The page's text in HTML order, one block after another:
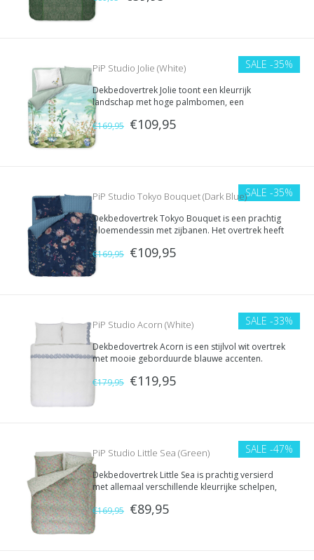
SALE -35%
PiP Studio Jolie (White)
Dekbedovertrek Jolie toont een kleurrijk
landschap met hoge palmbomen, een
helderblauwe lucht en witte reigers.
€169,95 €109,95
SALE -35%
PiP Studio Tokyo Bouquet (Dark Blue)
Dekbedovertrek Tokyo Bouquet is een prachtig
bloemendessin met zijbanen. Het overtrek heeft
een print met grote elegante fantasiebloemen en
kleine bloementakjes.
€169,95 €109,95
SALE -33%
PiP Studio Acorn (White)
Dekbedovertrek Acorn is een stijlvol wit overtrek
met mooie geborduurde blauwe accenten.
€179,95 €119,95
SALE -47%
PiP Studio Little Sea (Green)
Dekbedovertrek Little Sea is prachtig versierd
met allemaal verschillende kleurrijke schelpen,
oceaanplanten en kleine diertjes.
€169,95 €89,95